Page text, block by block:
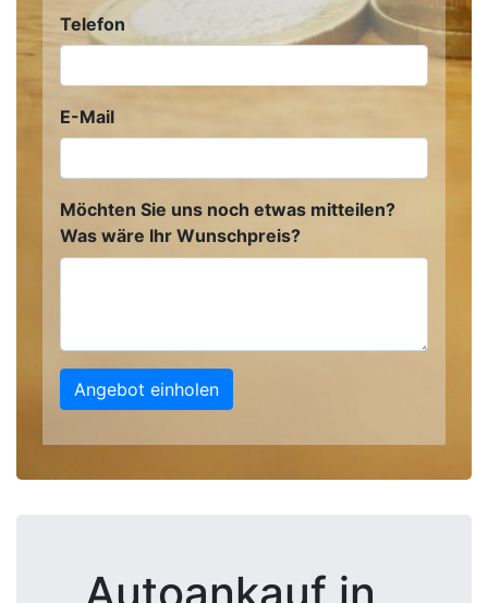
Telefon
E-Mail
Möchten Sie uns noch etwas mitteilen?
Was wäre Ihr Wunschpreis?
Angebot einholen